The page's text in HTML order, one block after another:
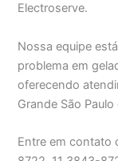
Electroserve.
Nossa equipe
problema em
oferecendo
Grande São Paulo
Entre em contato